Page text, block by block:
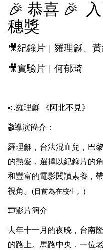
🎉 恭喜 🎉
穗獎
🎥紀錄片
羅理龢、
🎥實驗片 何郁琦
📣羅理龢 《阿北不見》
🎬導演簡介：
羅理龢，台法混血兒，巴
的熱愛，選擇以紀錄片的
和豐富的電影閱讀素養，
視角。(目前為在校生。)
🎞影片簡介
去年十一月的夜晚，台南
的路上。馬路中央，一位